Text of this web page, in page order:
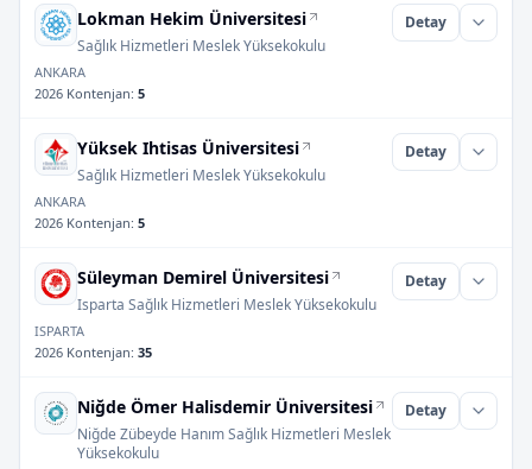
Lokman Hekim Üniversitesi
Sağlık Hizmetleri Meslek Yüksekokulu
Detay
ANKARA
2026 Kontenjan: 5
Yüksek Ihtisas Üniversitesi
Sağlık Hizmetleri Meslek Yüksekokulu
Detay
ANKARA
2026 Kontenjan: 5
Süleyman Demirel Üniversitesi
Isparta Sağlık Hizmetleri Meslek Yüksekokulu
Detay
ISPARTA
2026 Kontenjan: 35
Niğde Ömer Halisdemir Üniversitesi
Niğde Zübeyde Hanım Sağlık Hizmetleri Meslek
Yüksekokulu
Detay